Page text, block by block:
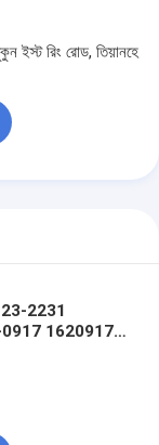
ইস্ট রিং রোড, তিয়ানহে
2231
1620917